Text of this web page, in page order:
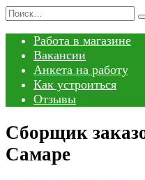
Перейти
содержанию
Search
Работа в магазине
Вакансии
Анкета на работу
Как устроиться
Отзывы
Сборщик
Самаре